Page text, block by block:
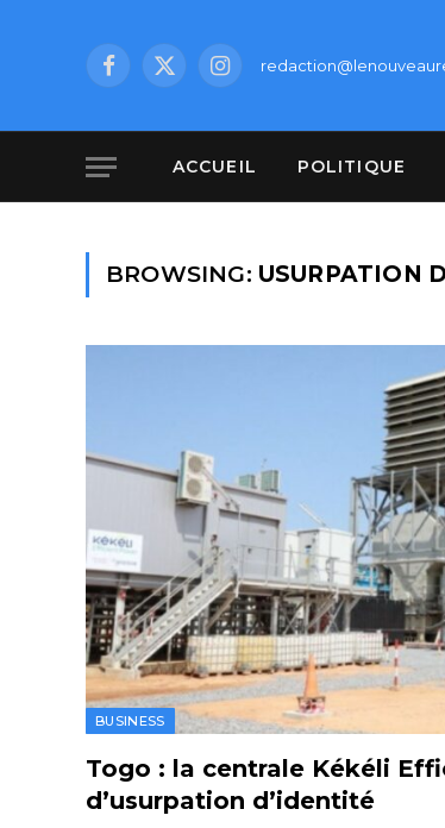
Facebook
X
Instagram
ACCUEIL POLITIQUE
BROWSING: USURPATION
BUSINESS
Togo : la centrale Kékéli
d’usurpation d’identité